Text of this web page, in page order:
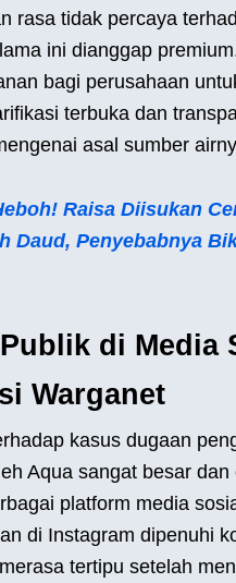
rasa tidak percaya
ini dianggap
bagi perusahaan
terbuka dan
asal sumber
Raisa Diisukan
Daud, Penyebabnya
di Media
Warganet
kasus dugaan
Aqua sangat besar dan
platform media
di Instagram dipenuhi
tertipu setelah